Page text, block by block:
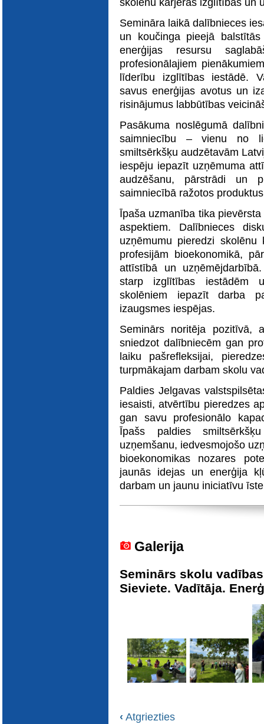
skolēnu karjeras izglītības un
Semināra laikā dalībnieces
un koučinga pieejā
enerģijas resursu
profesionālajiem
līderību izglītības iestādē.
savus enerģijas avotus un
risinājumus labbūtības
Pasākuma noslēgumā
saimniecību – vienu no
smiltsērkšķu audzētavām
iespēju iepazīt uzņēmuma
audzēšanu, pārstrādi un
saimniecībā ražotos
Īpaša uzmanība tika
aspektiem. Dalībnieces
uzņēmumu pieredzi
profesijām bioekonomikā,
attīstībā un
starp izglītības iestādēm
skolēniem iepazīt darba
izaugsmes iespējas.
Seminārs noritēja pozitīvā,
sniedzot dalībniecēm gan
laiku pašrefleksijai,
turpmākajam darbam skolu
Paldies Jelgavas
iesaisti, atvērtību pieredzes
gan savu profesionālo
Īpašs paldies
uzņemšanu, iedvesmojošo
bioekonomikas nozares
jaunās idejas un enerģija
darbam un jaunu iniciatīvu
Galerija
Seminārs skolu
Sieviete. Vadītāja.
‹ Atgriezties